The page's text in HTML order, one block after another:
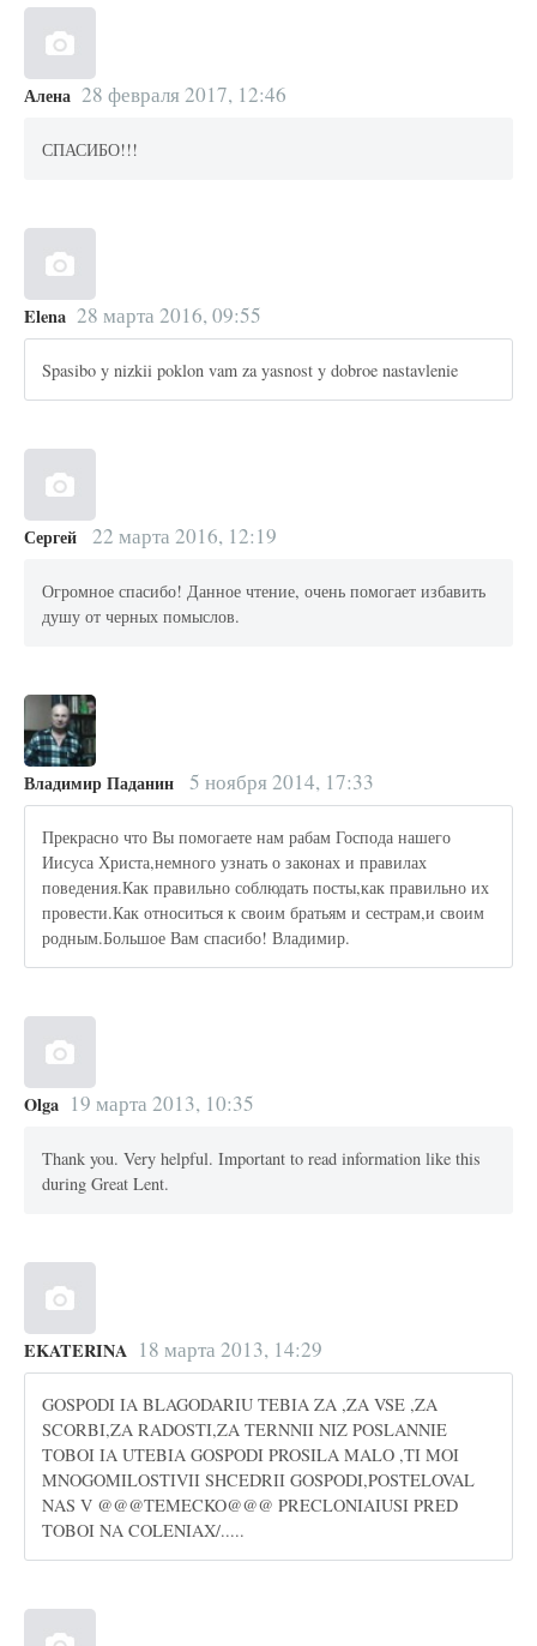
Алена 28 февраля 2017, 12:46
СПАСИБО!!!
Elena 28 марта 2016, 09:55
Spasibo y nizkii poklon vam za yasnost y dobroe nastavlenie
Сергей 22 марта 2016, 12:19
Огромное спасибо! Данное чтение, очень помогает избавить
душу от черных помыслов.
Владимир Паданин 5 ноября 2014, 17:33
Прекрасно что Вы помогаете нам рабам Господа нашего
Иисуса Христа,немного узнать о законах и правилах
поведения.Как правильно соблюдать посты,как правильно их
провести.Как относиться к своим братьям и сестрам,и своим
родным.Большое Вам спасибо! Владимир.
Olga 19 марта 2013, 10:35
Thank you. Very helpful. Important to read information like this
during Great Lent.
EKATERINA 18 марта 2013, 14:29
GOSPODI IA BLAGODARIU TEBIA ZA ,ZA VSE ,ZA
SCORBI,ZA RADOSTI,ZA TERNNII NIZ POSLANNIE
TOBOI IA UTEBIA GOSPODI PROSILA MALO ,TI MOI
MNOGOMILOSTIVII SHCEDRII GOSPODI,POSTELOVAL
NAS V @@@TEMECKO@@@ PRECLONIAIUSI PRED
TOBOI NA COLENIAX/.....